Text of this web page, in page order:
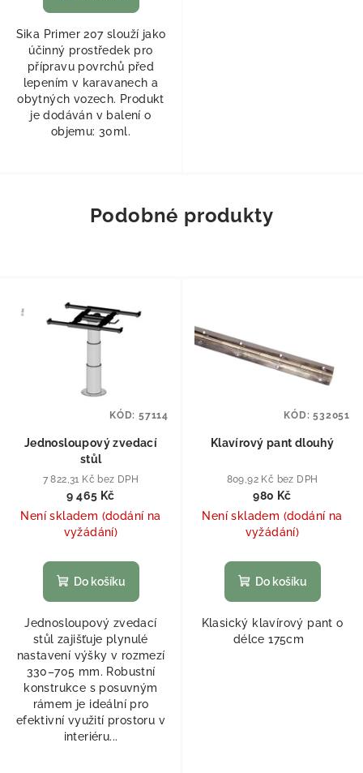
Sika Primer 207 slouží jako
účinný prostředek pro
přípravu povrchů před
lepením v karavanech a
obytných vozech. Produkt
je dodáván v balení o
objemu: 30ml.
Podobné produkty
Jednosloupový zvedací
stůl
7 822,31 Kč bez DPH
9 465 Kč
Není skladem (dodání na
vyžádání)
Do košíku
Jednosloupový zvedací
stůl zajišťuje plynulé
nastavení výšky v rozmezí
330–705 mm. Robustní
konstrukce s posuvným
rámem je ideální pro
efektivní využití prostoru v
interiéru...
KÓD: 57114
Klavírový pant dlouhý
809,92 Kč bez DPH
980 Kč
Není skladem (dodání na
vyžádání)
Do košíku
Klasický klavírový pant o
délce 175cm
KÓD:532051